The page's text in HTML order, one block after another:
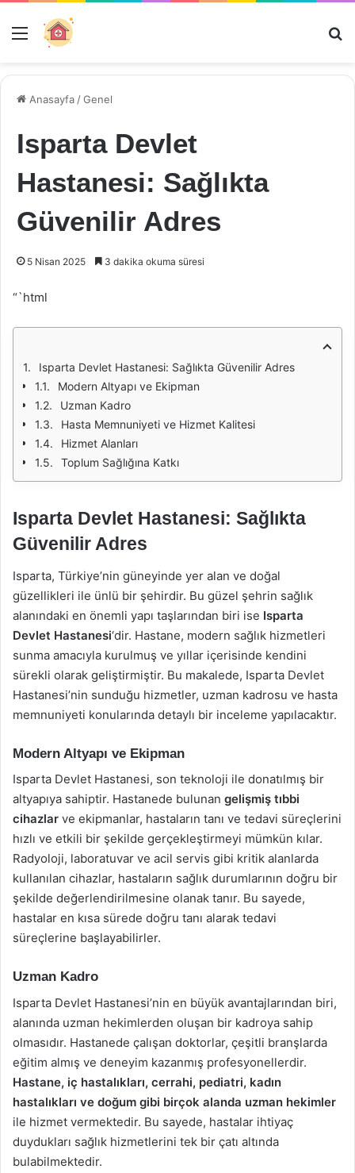
Menü
Anasayfa /Genel
Isparta Devlet
Hastanesi: Sağlıkta
Güvenilir Adres
5 Nisan 2025 3 dakika okuma süresi
“`html
Isparta Devlet Hastanesi: Sağlıkta Güvenilir Adres
Modern Altyapı ve Ekipman
Uzman Kadro
Hasta Memnuniyeti ve Hizmet Kalitesi
Hizmet Alanları
Toplum Sağlığına Katkı
Isparta Devlet Hastanesi: Sağlıkta
Güvenilir Adres
Isparta, Türkiye’nin güneyinde yer alan ve doğal
güzellikleri ile ünlü bir şehirdir. Bu güzel şehrin sağlık
alanındaki en önemli yapı taşlarından biri ise Isparta
Devlet Hastanesi‘dir. Hastane, modern sağlık hizmetleri
sunma amacıyla kurulmuş ve yıllar içerisinde kendini
sürekli olarak geliştirmiştir. Bu makalede, Isparta Devlet
Hastanesi’nin sunduğu hizmetler, uzman kadrosu ve hasta
memnuniyeti konularında detaylı bir inceleme yapılacaktır.
Modern Altyapı ve Ekipman
Isparta Devlet Hastanesi, son teknoloji ile donatılmış bir
altyapıya sahiptir. Hastanede bulunan gelişmiş tıbbi
cihazlar ve ekipmanlar, hastaların tanı ve tedavi süreçlerini
hızlı ve etkili bir şekilde gerçekleştirmeyi mümkün kılar.
Radyoloji, laboratuvar ve acil servis gibi kritik alanlarda
kullanılan cihazlar, hastaların sağlık durumlarının doğru bir
şekilde değerlendirilmesine olanak tanır. Bu sayede,
hastalar en kısa sürede doğru tanı alarak tedavi
süreçlerine başlayabilirler.
Uzman Kadro
Isparta Devlet Hastanesi’nin en büyük avantajlarından biri,
alanında uzman hekimlerden oluşan bir kadroya sahip
olmasıdır. Hastanede çalışan doktorlar, çeşitli branşlarda
eğitim almış ve deneyim kazanmış profesyonellerdir.
Hastane, iç hastalıkları, cerrahi, pediatri, kadın
hastalıkları ve doğum gibi birçok alanda uzman hekimler
ile hizmet vermektedir. Bu sayede, hastalar ihtiyaç
duydukları sağlık hizmetlerini tek bir çatı altında
bulabilmektedir.